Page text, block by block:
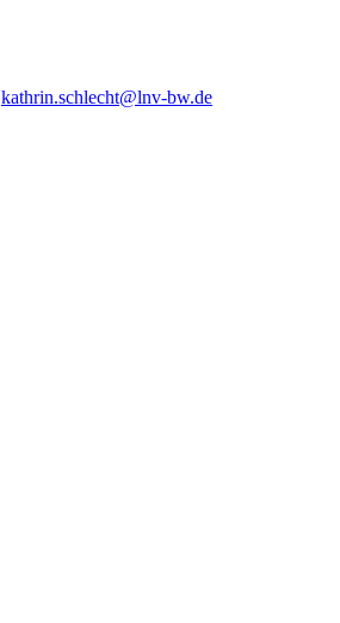
kathrin.schlecht@lnv-bw.de